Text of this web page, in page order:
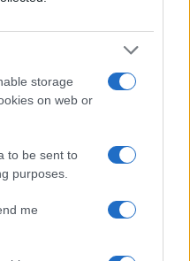
storage
on web or
to be sent to
purposes.
me
strategie green di
skilling: le strategie